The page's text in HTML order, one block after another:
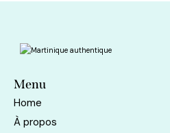
Menu
Home
À propos